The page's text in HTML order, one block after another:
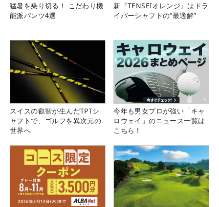
猛暑を乗り切る！ こだわり機
能派パンツ4選
新『TENSEIオレンジ』はドラ
イバーシャフトの“最適解”
スイスの叡智が生んだTPTシ
ャフトで、ゴルフを異次元の
世界へ
今年も男女プロが強い「キャ
ロウェイ」のニュース一覧は
こちら！